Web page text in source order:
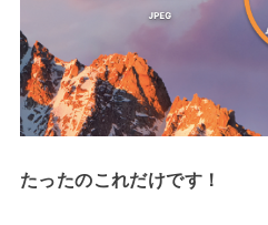
たったのこれだけです！